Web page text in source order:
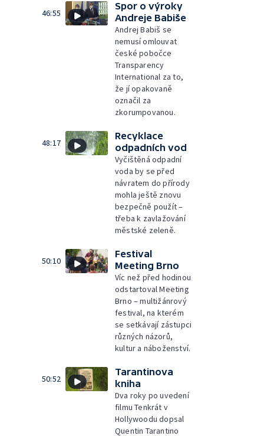
46:55
Spor o výroky
Andreje Babiše
Andrej Babiš se
nemusí omlouvat
české pobočce
Transparency
International za to,
že jí opakovaně
označil za
zkorumpovanou.
48:17
Recyklace
odpadních vod
Vyčištěná odpadní
voda by se před
návratem do přírody
mohla ještě znovu
bezpečně použít –
třeba k zavlažování
městské zeleně.
50:10
Festival
Meeting Brno
Víc než před hodinou
odstartoval Meeting
Brno – multižánrový
festival, na kterém
se setkávají zástupci
různých názorů,
kultur a náboženství.
50:52
Tarantinova
kniha
Dva roky po uvedení
filmu Tenkrát v
Hollywoodu dopsal
Quentin Tarantino